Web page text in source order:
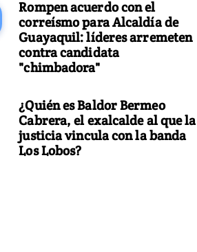
Rompen acuerdo con el
correísmo para Alcaldía de
Guayaquil: líderes arremeten
contra candidata
"chimbadora"
¿Quién es Baldor Bermeo
Cabrera, el exalcalde al que la
justicia vincula con la banda
Los Lobos?